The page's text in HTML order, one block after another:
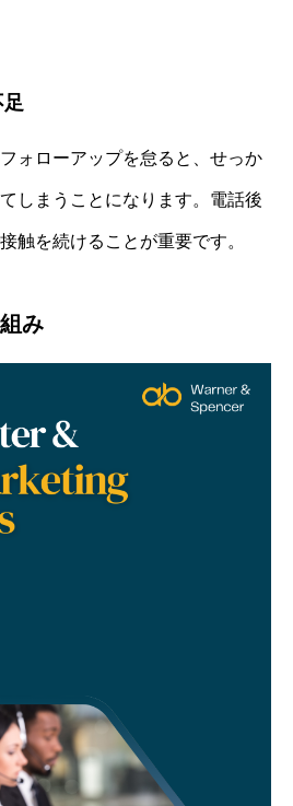
足
ォローアップを怠ると、せっか
しまうことになります。電話後
触を続けることが重要です。
み